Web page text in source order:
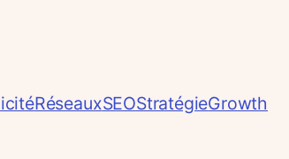
RéseauxSEOStratégieGrowth